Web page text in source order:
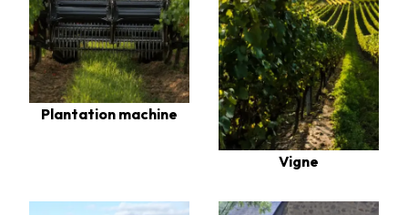
Plantation machine
Vigne